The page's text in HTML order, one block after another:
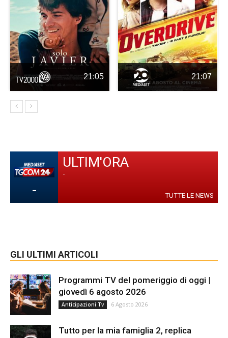
21:05 21:07
-
ULTIM'ORA
-
TUTTE LE NEWS
GLI ULTIMI ARTICOLI
Programmi TV del pomeriggio di oggi |
giovedì 6 agosto 2026
Anticipazioni Tv 6 Agosto 2026
Tutto per la mia famiglia 2, replica